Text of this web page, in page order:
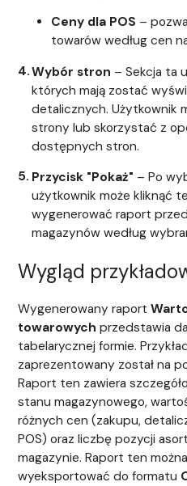
Ceny dla POS –
towarów według cen
Wybór stron – Sekcja ta
których mają zostać
detalicznych. Użytkownik
strony lub skorzystać z
dostępnych stron.
Przycisk "Pokaż" – Po
użytkownik może kliknąć
wygenerować raport
magazynów według
Wygląd
Wygenerowany raport
towarowych przedstawia
tabelarycznej formie.
zaprezentowany został na
Raport ten zawiera
stanu magazynowego,
różnych cen (zakupu,
POS) oraz liczbę pozycji
magazynie. Raport ten
wyeksportować do formatu